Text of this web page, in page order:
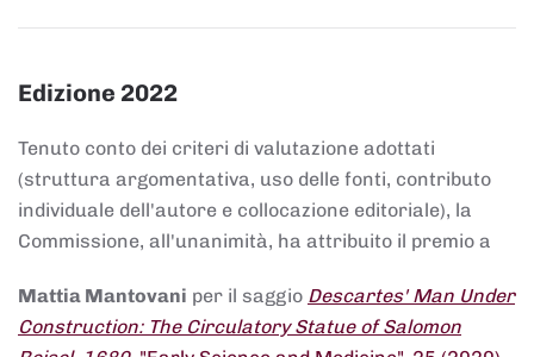
Edizione 2022
Tenuto conto dei criteri di valutazione adottati
(struttura argomentativa, uso delle fonti, contributo
individuale dell'autore e collocazione editoriale), la
Commissione, all'unanimità, ha attribuito il premio a
Mattia Mantovani per il saggio Descartes' Man Under
Construction: The Circulatory Statue of Salomon